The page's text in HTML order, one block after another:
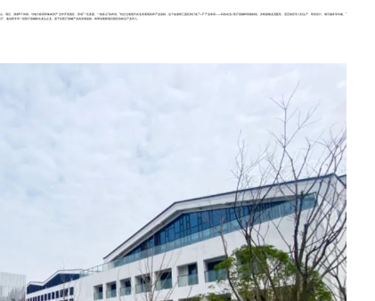
泾、泖港6个街镇，与地方政府和集体资产合作开发园区，形成“一区多园、一核多点”的布局。“结合当地现代农业发展现状和产业基础，这个临港智汇园区将打造‘1+2’产业体系——科技农业+医疗器械和智能制造，并根据物业适配性，适宜相应导入轻生产、研发设计、展示服务等功能。”朱峰介绍，临港也将联合
逸动医学等一批医疗器械相关龙头企业。基于其医疗器械产业的发展基础，将带动黄桥项目园区的相关产业导入。